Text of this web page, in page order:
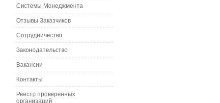
Системы Менеджмента
Отзывы Заказчиков
Сотрудничество
Законодательство
Вакансии
Контакты
Реестр проверенных
организаций